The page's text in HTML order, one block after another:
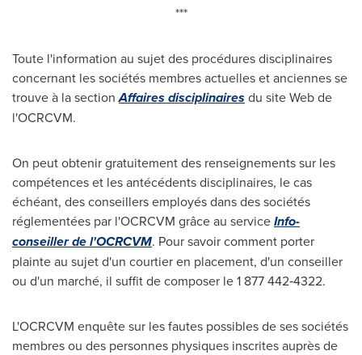
***
Toute l'information au sujet des procédures disciplinaires
concernant les sociétés membres actuelles et anciennes se
trouve à la sectionAffaires disciplinairesdu site Web de
l'OCRCVM.
On peut obtenir gratuitement des renseignements sur les
compétences et les antécédents disciplinaires, le cas
échéant, des conseillers employés dans des sociétés
réglementées par l'OCRCVM grâce au serviceInfo-
conseiller de l'OCRCVM. Pour savoir comment porter
plainte au sujet d'un courtier en placement, d'un conseiller
ou d'un marché, il suffit de composer le 1 877 442‑4322.
L'OCRCVM enquête sur les fautes possibles de ses sociétés
membres ou des personnes physiques inscrites auprès de